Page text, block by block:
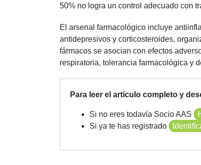
50% no logra un control adecuado con
El arsenal farmacológico incluye
antidepresivos y corticosteroides,
fármacos se asocian con efectos
respiratoria, tolerancia farmacológica y
Para leer el artículo completo y
Si no eres todavía Socio AAS
Si ya te has registrado